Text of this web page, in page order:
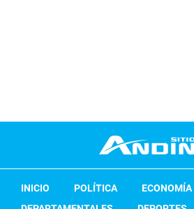
INICIO POLÍTICA ECONOMÍA